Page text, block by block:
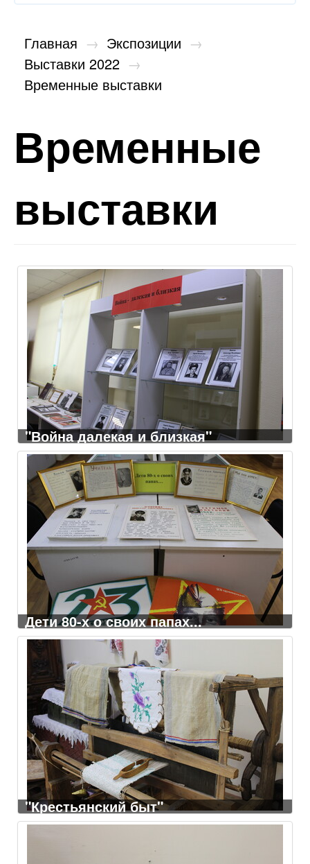
Главная → Экспозиции →
Выставки 2022 →
Временные выставки
Временные
выставки
"Война далекая и близкая"
Дети 80-х о своих папах...
"Крестьянский быт"